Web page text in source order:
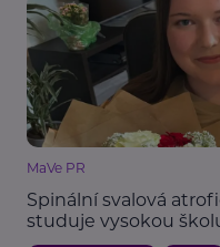
MaVe PR
Spinální svalová
studuje vysokou